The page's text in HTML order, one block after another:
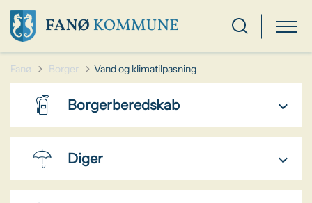
Fanø Tilbage til
Borger Vand og klimatilpasning
Borgerberedskab
Diger